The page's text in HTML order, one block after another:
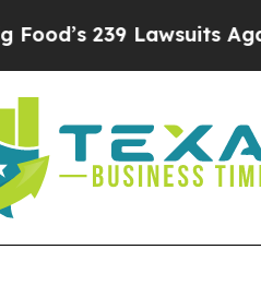
239 Lawsuits Against